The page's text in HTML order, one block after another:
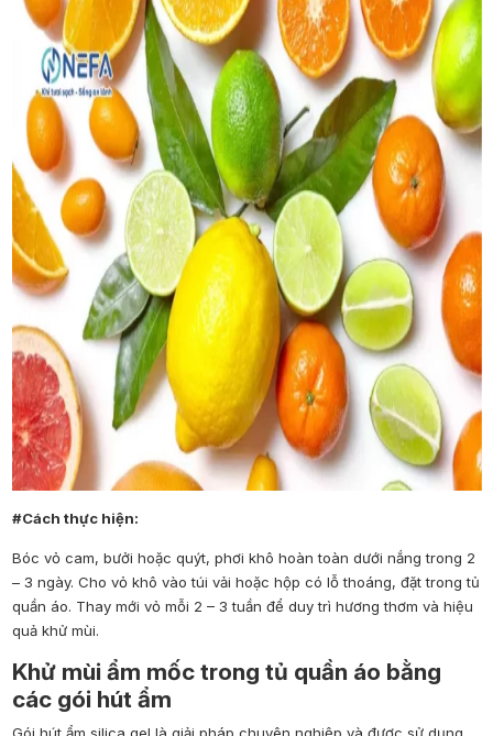
#Cách thực hiện:
Bóc vỏ cam, bưởi hoặc quýt, phơi khô hoàn toàn dưới nắng trong 2
– 3 ngày. Cho vỏ khô vào túi vải hoặc hộp có lỗ thoáng, đặt trong tủ
quần áo. Thay mới vỏ mỗi 2 – 3 tuần để duy trì hương thơm và hiệu
quả khử mùi.
Khử mùi ẩm mốc trong tủ quần áo bằng
các gói hút ẩm
Gói hút ẩm silica gel là giải pháp chuyên nghiệp và được sử dụng